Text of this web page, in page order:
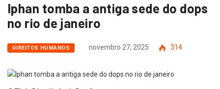
Iphan tomba a antiga sede do dops
no rio de janeiro
DIREITOS HUMANOS novembro 27, 2025 314